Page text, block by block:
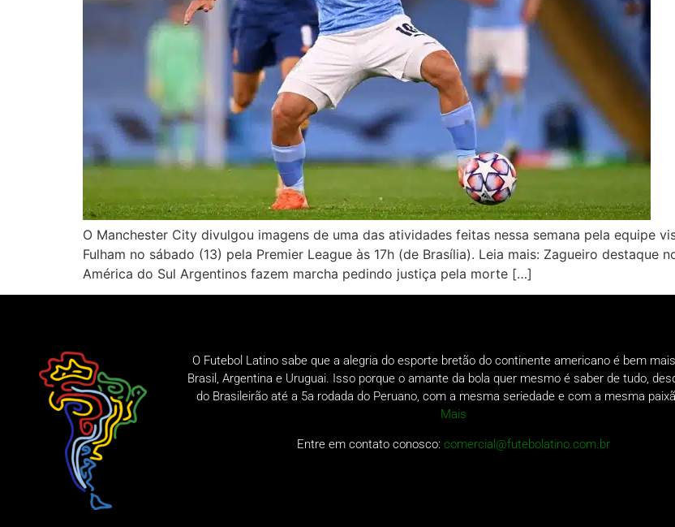
O Manchester City divulgou imagens de uma das atividades feitas nessa semana pela equipe
Fulham no sábado (13) pela Premier League às 17h (de Brasília). Leia mais: Zagueiro destaque
América do Sul Argentinos fazem marcha pedindo justiça pela morte […]
O Futebol Latino sabe que a alegria do esporte bretão do continente americano é bem
Brasil, Argentina e Uruguai. Isso porque o amante da bola quer mesmo é saber de tudo,
do Brasileirão até a 5a rodada do Peruano, com a mesma seriedade e com a mesma
Mais
Entre em contato conosco:comercial@futebolatino.com.br